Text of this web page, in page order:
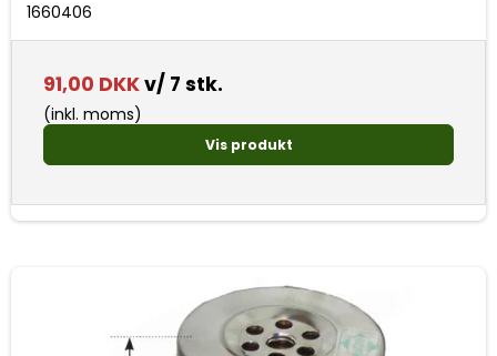
1660406
91,00 DKKv/ 7 stk.
(inkl. moms)
Vis produkt